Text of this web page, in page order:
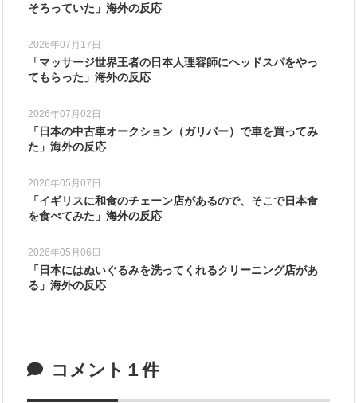
そろっていた」海外の反応
2026年07月17日
「マッサージ世界王者の日本人理容師にヘッドスパをやっ
てもらった」海外の反応
2026年07月02日
「日本の中古車オークション（ガリバー）で車を買ってみ
た」海外の反応
2026年05月07日
「イギリスに和食のチェーン店があるので、そこで日本食
を食べてみた」海外の反応
2026年05月06日
「日本にはぬいぐるみを洗ってくれるクリーニング店があ
る」海外の反応
コメント１件